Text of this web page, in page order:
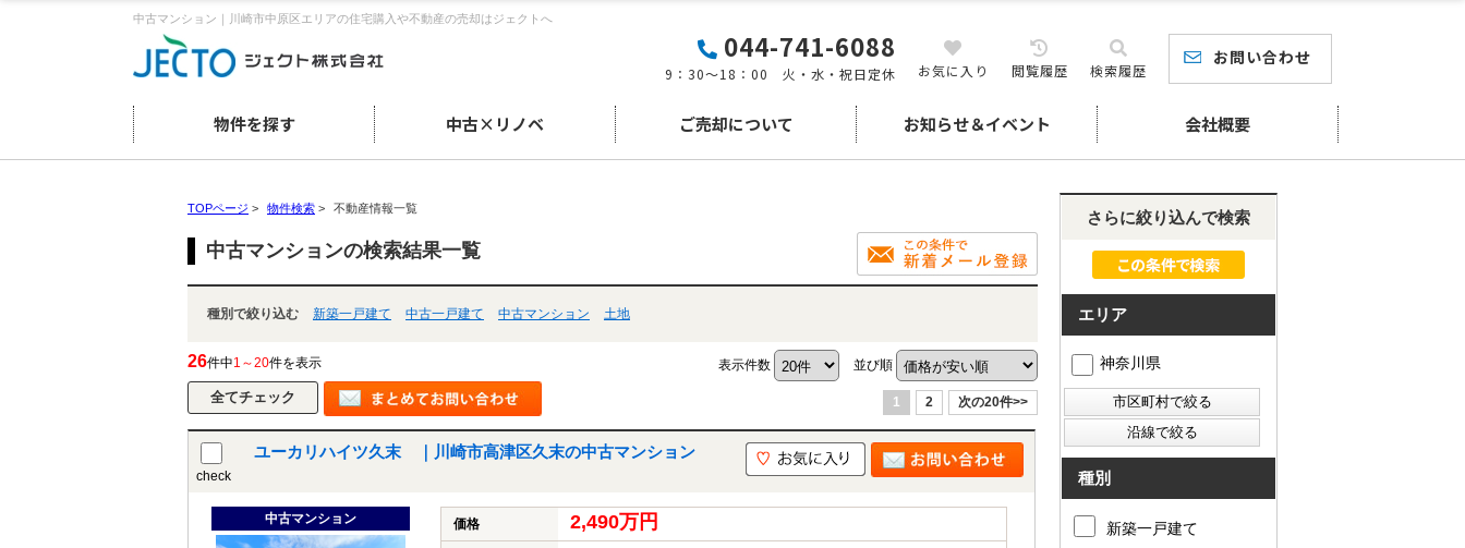
中古マンション｜川崎市中原区エリアの住宅購入や不動産の売却はジェクトへ
044-741-6088
9：30～18：00 火・水・祝日定休 お気に入り 閲覧履歴 検索履歴
お問い合わせ
物件を探す 中古×リノベ ご売却について お知らせ＆イベント 会社概要
TOPページ > 物件検索 > 不動産情報一覧
中古マンションの検索結果一覧
種別で絞り込む 新築一戸建て 中古一戸建て 中古マンション 土地
26件中1～20件を表示 表示件数 並び順
1 2 次の20件>>
check
ユーカリハイツ久末 ｜川崎市高津区久末の中古マンション
中古マンション 価格 2,490万円
さらに絞り込んで検索
エリア
神奈川県
種別
新築一戸建て